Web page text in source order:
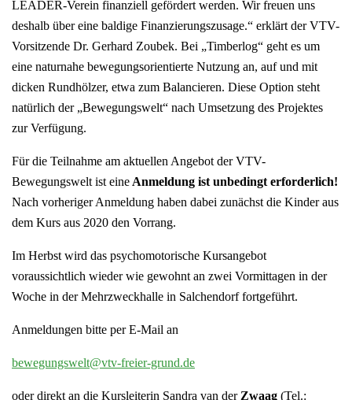
LEADER-Verein finanziell gefördert werden. Wir freuen uns
deshalb über eine baldige Finanzierungszusage.“ erklärt der VTV-
Vorsitzende Dr. Gerhard Zoubek. Bei „Timberlog“ geht es um
eine naturnahe bewegungsorientierte Nutzung an, auf und mit
dicken Rundhölzer, etwa zum Balancieren. Diese Option steht
natürlich der „Bewegungswelt“ nach Umsetzung des Projektes
zur Verfügung.
Für die Teilnahme am aktuellen Angebot der VTV-
Bewegungswelt ist eine Anmeldung ist unbedingt erforderlich!
Nach vorheriger Anmeldung haben dabei zunächst die Kinder aus
dem Kurs aus 2020 den Vorrang.
Im Herbst wird das psychomotorische Kursangebot
voraussichtlich wieder wie gewohnt an zwei Vormittagen in der
Woche in der Mehrzweckhalle in Salchendorf fortgeführt.
Anmeldungen bitte per E-Mail an
bewegungswelt@vtv-freier-grund.de
oder direkt an die Kursleiterin Sandra van der Zwaag (Tel.: